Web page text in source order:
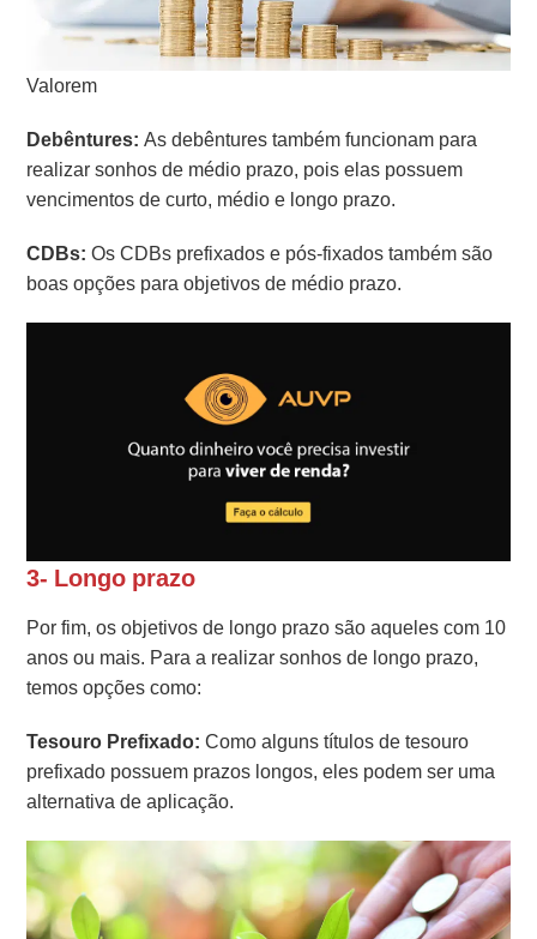
Valorem
Debêntures: As debêntures também funcionam para
realizar sonhos de médio prazo, pois elas possuem
vencimentos de curto, médio e longo prazo.
CDBs: Os CDBs prefixados e pós-fixados também são
boas opções para objetivos de médio prazo.
3- Longo prazo
Por fim, os objetivos de longo prazo são aqueles com 10
anos ou mais. Para a realizar sonhos de longo prazo,
temos opções como:
Tesouro Prefixado: Como alguns títulos de tesouro
prefixado possuem prazos longos, eles podem ser uma
alternativa de aplicação.